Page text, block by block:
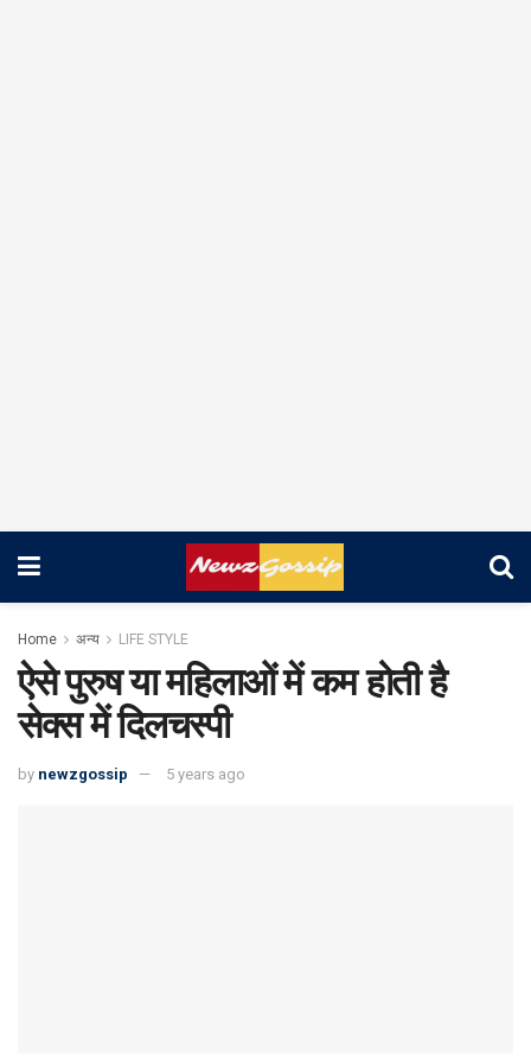
Home अन्य LIFE STYLE
ऐसे पुरुष या महिलाओं में कम होती है
सेक्स में दिलचस्पी
by newzgossip 5 years ago